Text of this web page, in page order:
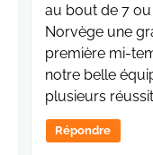
au bout de 7
Norvège une
première mi-
notre belle
plusieurs
Répondre